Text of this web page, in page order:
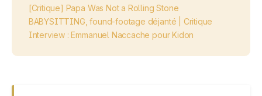
[Critique] Papa Was Not a Rolling Stone
BABYSITTING, found-footage déjanté | Critique
Interview : Emmanuel Naccache pour Kidon